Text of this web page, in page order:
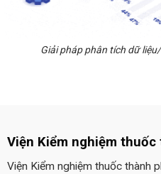
Giải pháp phân tích dữ
Viện Kiểm nghiệm
Viện Kiểm nghiệm thuốc thành